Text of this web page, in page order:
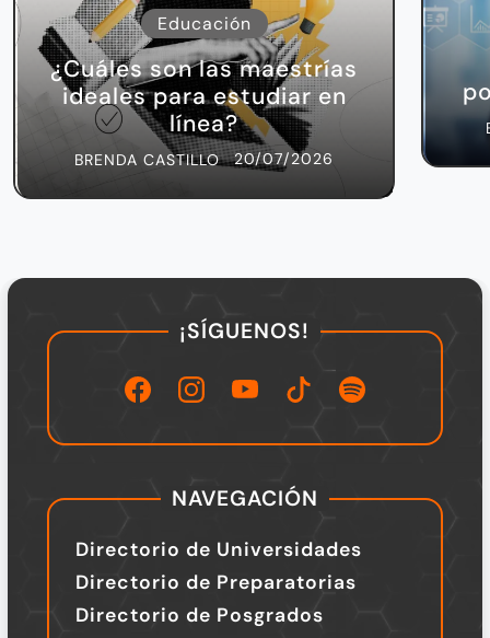
Educación
¿Cuáles son las maestrías
ideales para estudiar en
línea?
BRENDA CASTILLO 20/07/2026
¡SÍGUENOS!
NAVEGACIÓN
Directorio de Universidades
Directorio de Preparatorias
Directorio de Posgrados